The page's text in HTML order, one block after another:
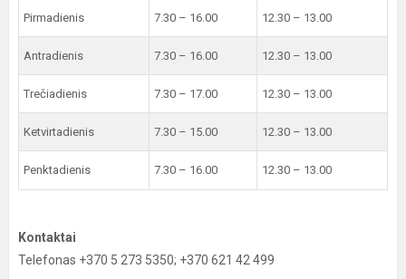
Pirmadienis 7.30 – 16.00 12.30 – 13.00
Antradienis 7.30 – 16.00 12.30 – 13.00
Trečiadienis 7.30 – 17.00 12.30 – 13.00
Ketvirtadienis 7.30 – 15.00 12.30 – 13.00
Penktadienis 7.30 – 16.00 12.30 – 13.00
Kontaktai
Telefonas +370 5 273 5350; +370 621 42 499